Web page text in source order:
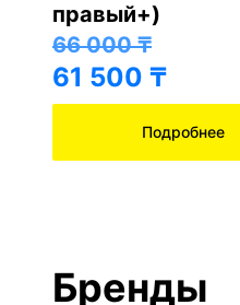
правый+)
66 000₸
61 500 ₸
Подробнее
Бренды